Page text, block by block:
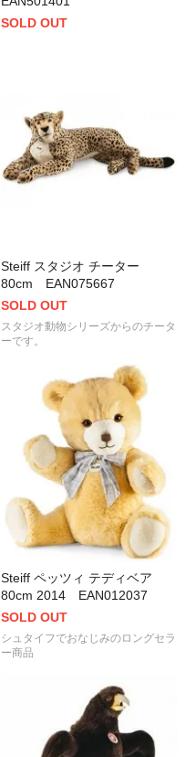
SOLD OUT
Steiff スタジオ チーター
80cm EAN075667
SOLD OUT
スタジオ動物シリーズからのチータ
ーです。
Steiff ペッツィ テディベア
80cm 2014 EAN012037
SOLD OUT
シュタイフでおなじみのロングセラ
ー商品